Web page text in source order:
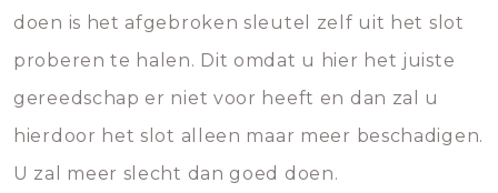
doen is het afgebroken sleutel zelf uit het slot
proberen te halen. Dit omdat u hier het juiste
gereedschap er niet voor heeft en dan zal u
hierdoor het slot alleen maar meer beschadigen.
U zal meer slecht dan goed doen.